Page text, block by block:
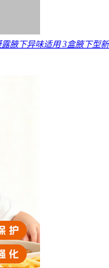
腋下异味适用 3盒腋下型新